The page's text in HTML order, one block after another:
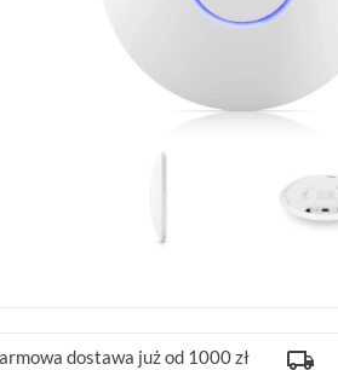
dostawa już od 1000 zł